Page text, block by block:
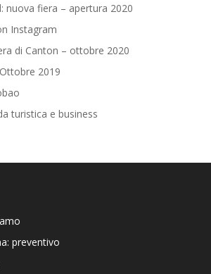
nuova fiera – apertura 2020
Instagram
di Canton – ottobre 2020
2019
turistica e business
preventivo